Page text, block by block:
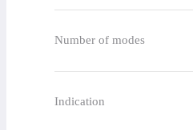
Number of modes
Indication